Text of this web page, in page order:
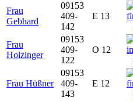
Frau
Gebhard
09153
409-
142
E 13
Frau
Holzinger
09153
409-
122
O 12
Frau Hüßner
09153
409-
143
E 12